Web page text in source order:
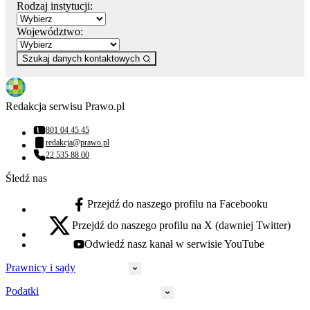
Rodzaj instytucji:
Województwo:
Szukaj danych kontaktowych
Redakcja serwisu Prawo.pl
Numer telefonu:
801 04 45 45
Adres email:
redakcja@prawo.pl
Numer telefonu:
22 535 88 00
Śledź nas
facebook - otwiera się w nowej karcie
Przejdź do naszego profilu na Facebooku
x - otwiera się w nowej karcie
Przejdź do naszego profilu na X (dawniej Twitter)
youtube - otwiera się w nowej karcie
Odwiedź nasz kanał w serwisie YouTube
Prawnicy i sądy
Podatki